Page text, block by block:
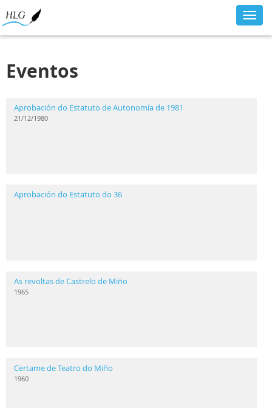
Eventos
Aprobación do Estatuto de Autonomía de 1981
21/12/1980
Aprobación do Estatuto do 36
As revoltas de Castrelo de Miño
1965
Certame de Teatro do Miño
1960